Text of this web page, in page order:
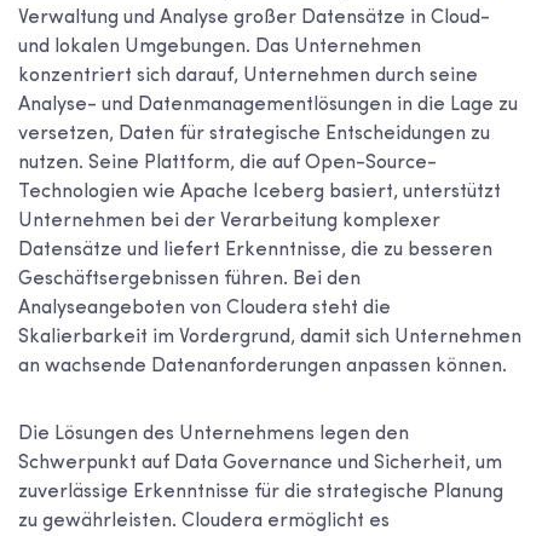
Verwaltung und Analyse großer Datensätze in Cloud-
und lokalen Umgebungen. Das Unternehmen
konzentriert sich darauf, Unternehmen durch seine
Analyse- und Datenmanagementlösungen in die Lage zu
versetzen, Daten für strategische Entscheidungen zu
nutzen. Seine Plattform, die auf Open-Source-
Technologien wie Apache Iceberg basiert, unterstützt
Unternehmen bei der Verarbeitung komplexer
Datensätze und liefert Erkenntnisse, die zu besseren
Geschäftsergebnissen führen. Bei den
Analyseangeboten von Cloudera steht die
Skalierbarkeit im Vordergrund, damit sich Unternehmen
an wachsende Datenanforderungen anpassen können.
Die Lösungen des Unternehmens legen den
Schwerpunkt auf Data Governance und Sicherheit, um
zuverlässige Erkenntnisse für die strategische Planung
zu gewährleisten. Cloudera ermöglicht es